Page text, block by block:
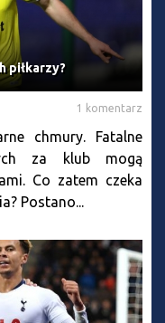
piłkarzy?
1 komentarz
chmury. Fatalne
za klub mogą
Co zatem czeka
Postano...